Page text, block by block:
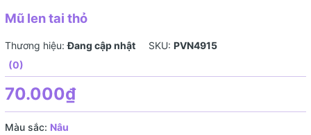
Mũ len tai thỏ
Thương hiệu:Đang cập nhật SKU: PVN4915
(0)
70.000₫
Màu sắc: Nâu